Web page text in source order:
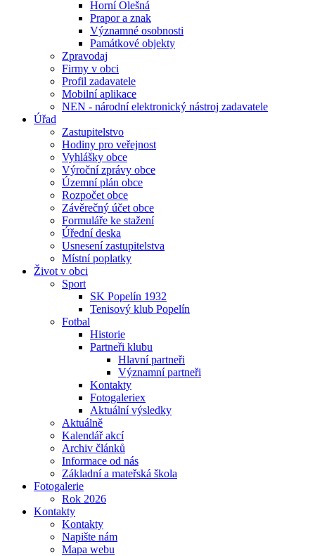
Horní Olešná
Prapor a znak
Významné osobnosti
Památkové objekty
Zpravodaj
Firmy v obci
Profil zadavatele
Mobilní aplikace
NEN - národní elektronický nástroj zadavatele
Úřad
Zastupitelstvo
Hodiny pro veřejnost
Vyhlášky obce
Výroční zprávy obce
Územní plán obce
Rozpočet obce
Závěrečný účet obce
Formuláře ke stažení
Úřední deska
Usnesení zastupitelstva
Místní poplatky
Život v obci
Sport
SK Popelín 1932
Tenisový klub Popelín
Fotbal
Historie
Partneři klubu
Hlavní partneři
Významní partneři
Kontakty
Fotogaleriex
Aktuální výsledky
Aktuálně
Kalendář akcí
Archiv článků
Informace od nás
Základní a mateřská škola
Fotogalerie
Rok 2026
Kontakty
Kontakty
Napište nám
Mapa webu